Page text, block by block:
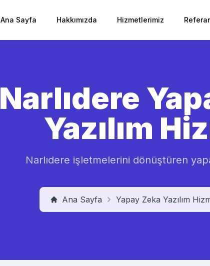
Ana Sayfa Hakkımızda Hizmetlerimiz
Narlıdere
Yazılım
Narlıdere işletmelerini dönüştüren
Ana Sayfa Yapay Zeka Yazılım